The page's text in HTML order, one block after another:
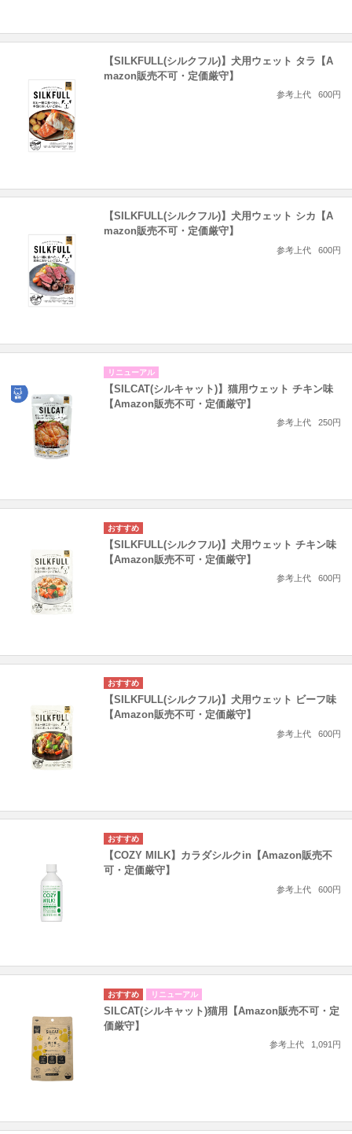
【SILKFULL(シルクフル)】犬用ウェット タラ【A
mazon販売不可・定価厳守】
参考上代 600円
【SILKFULL(シルクフル)】犬用ウェット シカ【A
mazon販売不可・定価厳守】
参考上代 600円
リニューアル
【SILCAT(シルキャット)】猫用ウェット チキン味
【Amazon販売不可・定価厳守】
参考上代 250円
【SILKFULL(シルクフル)】犬用ウェット チキン味
【Amazon販売不可・定価厳守】
参考上代 600円
【SILKFULL(シルクフル)】犬用ウェット ビーフ味
【Amazon販売不可・定価厳守】
参考上代 600円
【COZY MILK】カラダシルクin【Amazon販売不
可・定価厳守】
参考上代 600円
リニューアル
SILCAT(シルキャット)猫用【Amazon販売不可・定
価厳守】
参考上代 1,091円